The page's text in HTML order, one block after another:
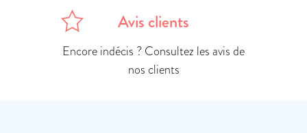
Avis clients
Encore indécis ? Consultez les avis de
nos clients